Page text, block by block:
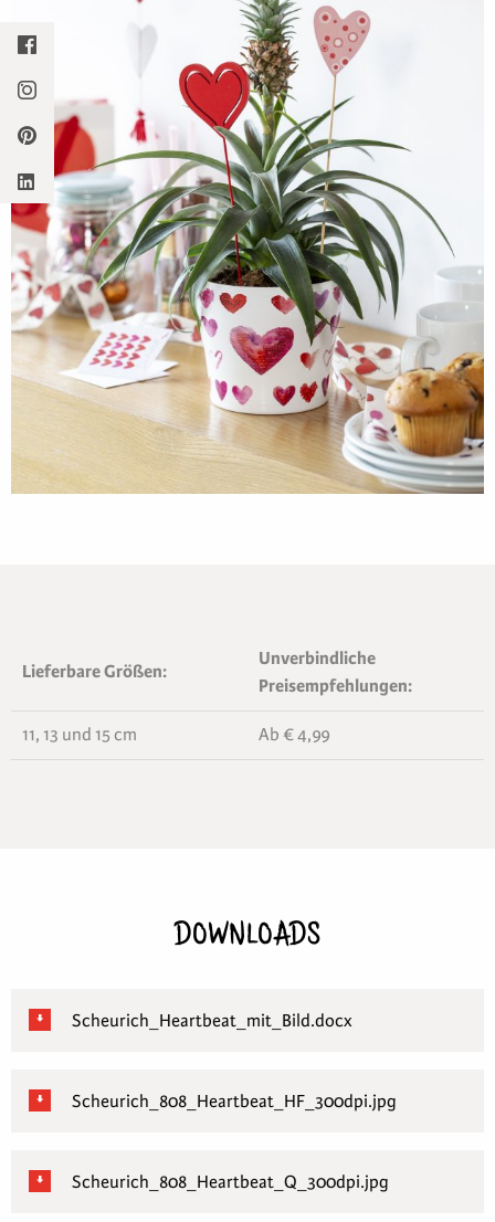
Lieferbare Größen:
Unverbindliche
Preisempfehlungen:
11, 13 und 15 cm Ab € 4,99
DOWNLOADS
Scheurich_Heartbeat_mit_Bild.docx
Scheurich_808_Heartbeat_HF_300dpi.jpg
Scheurich_808_Heartbeat_Q_300dpi.jpg